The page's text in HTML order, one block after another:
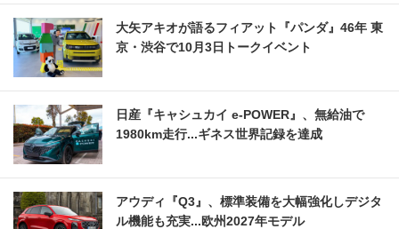
大矢アキオが語るフィアット『パンダ』46年 東
京・渋谷で10月3日トークイベント
日産『キャシュカイ e-POWER』、無給油で
1980km走行...ギネス世界記録を達成
アウディ『Q3』、標準装備を大幅強化しデジタ
ル機能も充実...欧州2027年モデル